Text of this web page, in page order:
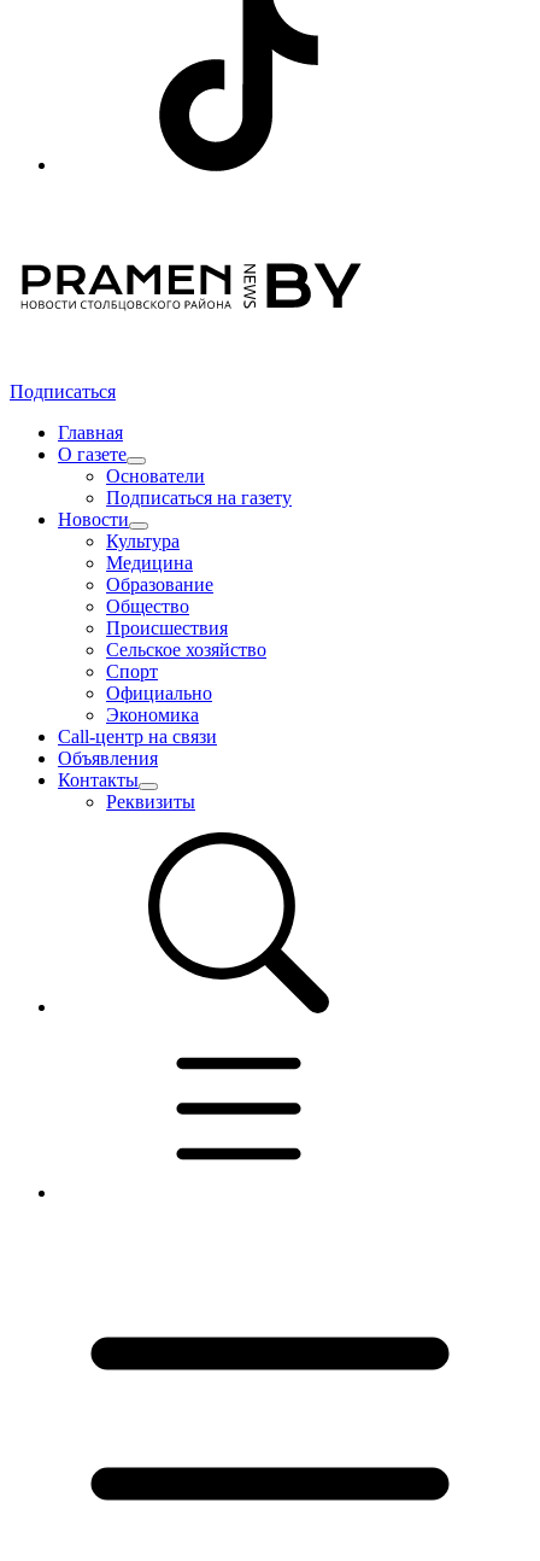
Подписаться
Главная
О газете
Основатели
Подписаться на газету
Новости
Культура
Медицина
Образование
Общество
Происшествия
Сельское хозяйство
Спорт
Официально
Экономика
Call-центр на связи
Объявления
Контакты
Реквизиты